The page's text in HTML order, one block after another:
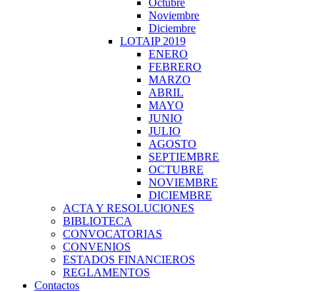
Octubre
Noviembre
Diciembre
LOTAIP 2019
ENERO
FEBRERO
MARZO
ABRIL
MAYO
JUNIO
JULIO
AGOSTO
SEPTIEMBRE
OCTUBRE
NOVIEMBRE
DICIEMBRE
ACTA Y RESOLUCIONES
BIBLIOTECA
CONVOCATORIAS
CONVENIOS
ESTADOS FINANCIEROS
REGLAMENTOS
Contactos